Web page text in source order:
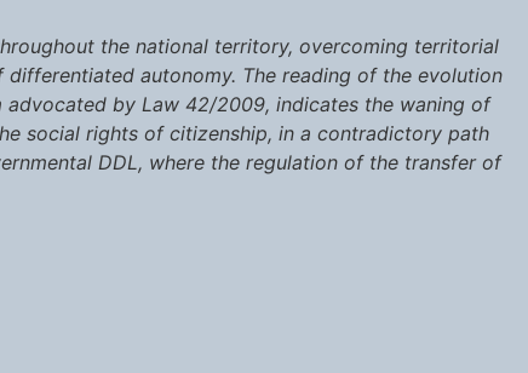
the national territory, overcoming territorial
autonomy. The reading of the evolution
by Law 42/2009, indicates the waning of
social rights of citizenship, in a contradictory path
DDL, where the regulation of the transfer of